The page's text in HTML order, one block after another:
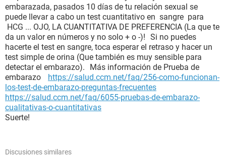
embarazada, pasados 10 días de tu relación sexual se
puede llevar a cabo un test cuantitativo en sangre para
HCG ... OJO, LA CUANTITATIVA DE PREFERENCIA (La que te
da un valor en números y no solo + o -)! Si no puedes
hacerte el test en sangre, toca esperar el retraso y hacer un
test simple de orina (Que también es muy sensible para
detectar el embarazo). Más información de Prueba de
embarazo https://salud.ccm.net/faq/256-como-funcionan-
los-test-de-embarazo-preguntas-frecuentes
https://salud.ccm.net/faq/6055-pruebas-de-embarazo-
cualitativas-o-cuantitativas
Suerte!
Discusiones similares